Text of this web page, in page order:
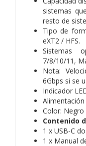
sistemas
resto de
Tipo de
eXT2 / HFS.
Sistemas
7/8/10/11,
Nota:
6Gbps si se
Indicador
Color: Negro
Contenido
1 x USB-C
1 x Manual